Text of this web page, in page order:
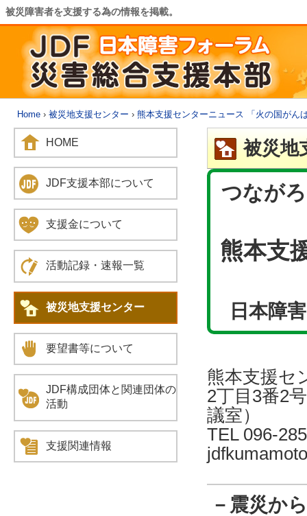
被災障害者を支援する為の情報を掲載。
Home › 被災地支援センター › 熊本支援センターニュース 「火の国がん
被災地
つなが
熊本支
日本障
熊本支援セ
2丁目3番2
議室）
TEL 096-
－震災か
HOME
JDF支援本部について
支援金について
活動記録・速報一覧
被災地支援センター
要望書等について
JDF構成団体と関連団体の
活動
支援関連情報